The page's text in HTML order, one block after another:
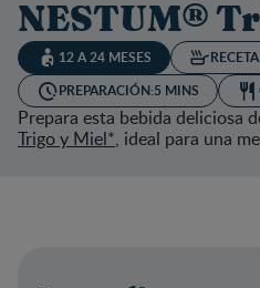
NESTUM®
12 A 24 MESES
RECETA
PREPARACIÓN:5 MINS
Prepara esta bebida deliciosa
Trigo y Miel*, ideal para una